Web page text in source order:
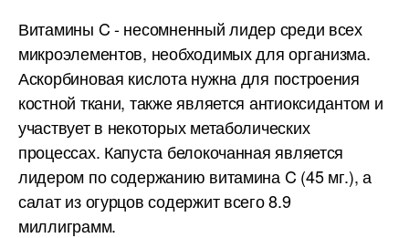
Витамины C - несомненный лидер среди всех
микроэлементов, необходимых для организма.
Аскорбиновая кислота нужна для построения
костной ткани, также является антиоксидантом и
участвует в некоторых метаболических
процессах. Капуста белокочанная является
лидером по содержанию витамина C (45 мг.), а
салат из огурцов содержит всего 8.9
миллиграмм.